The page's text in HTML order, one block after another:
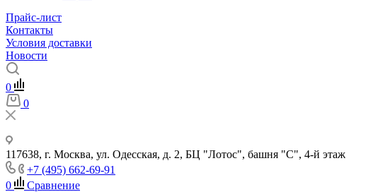
Прайс-лист
Контакты
Условия доставки
Новости
0
0
117638, г. Москва, ул. Одесская, д. 2, БЦ "Лотос", башня "С", 4-й этаж
+7 (495) 662-69-91
0
Сравнение